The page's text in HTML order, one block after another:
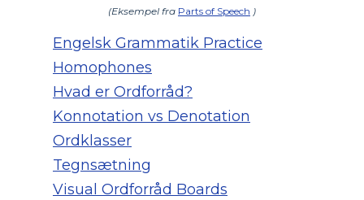
(Eksempel fra Parts of Speech )
Engelsk Grammatik Practice
Homophones
Hvad er Ordforråd?
Konnotation vs Denotation
Ordklasser
Tegnsætning
Visual Ordforråd Boards